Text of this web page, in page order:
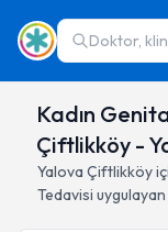
Doktor,
Kadın
Çiftlikköy -
Yalova Çiftlikköy
Tedavisi